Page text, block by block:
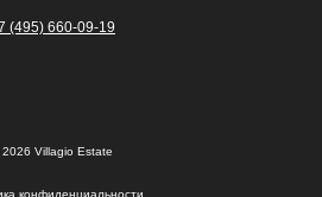
(495) 660-09-19
конфиденциальности
Villagio Estate